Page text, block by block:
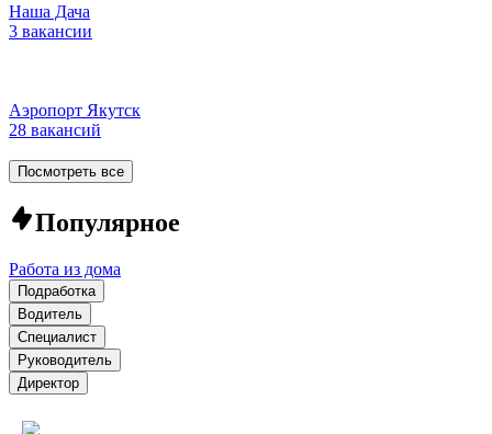
Наша Дача
3 вакансии
Аэропорт Якутск
28 вакансий
Посмотреть все
Популярное
Работа из дома
Подработка
Водитель
Специалист
Руководитель
Директор